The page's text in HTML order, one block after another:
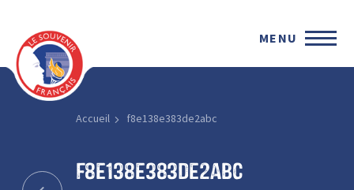
MENU
Accueil f8e138e383de2abc
f8e138e383de2abc